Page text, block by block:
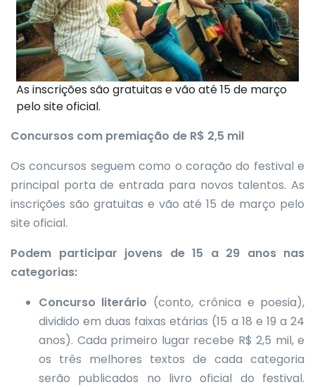
As inscrições são gratuitas e vão até 15 de março
pelo site oficial.
Concursos com premiação de R$ 2,5 mil
Os concursos seguem como o coração do festival e
principal porta de entrada para novos talentos. As
inscrições são gratuitas e vão até 15 de março pelo
site oficial.
Podem participar jovens de 15 a 29 anos nas
categorias:
Concurso literário (conto, crônica e poesia),
dividido em duas faixas etárias (15 a 18 e 19 a 24
anos). Cada primeiro lugar recebe R$ 2,5 mil, e
os três melhores textos de cada categoria
serão publicados no livro oficial do festival.